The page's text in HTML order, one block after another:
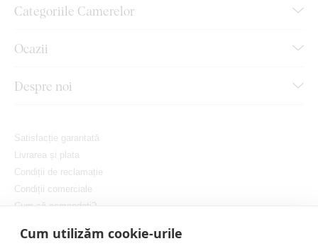
Cum utilizăm cookie-urile
Categoriile Camerelor
Ocazii
Despre noi
Satisfacție garantată
Livrarea și plata
Condiții de reclamație
Condiții comerciale
Cum să comandați?
Setați cookie-urile